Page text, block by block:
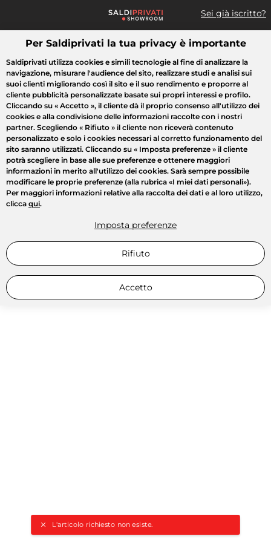
Sei già iscritto?
Cosa cerchi?
L'articolo richiesto non esiste.
Tutte le vendite Moda Casa Bellezza Elettrodomestici
Per Saldiprivati la tua privacy è importante
Saldiprivati utilizza cookies e simili tecnologie al fine di analizzare la
navigazione, misurare l'audience del sito, realizzare studi e analisi sui
suoi clienti migliorando così il sito e il suo rendimento e proporre al
cliente pubblicità personalizzate basate sui propri interessi e profilo.
Cliccando su « Accetto », il cliente dà il proprio consenso all'utilizzo dei
cookies e alla condivisione delle informazioni raccolte con i nostri
partner. Scegliendo « Rifiuto » il cliente non riceverà contenuto
personalizzato e solo i cookies necessari al corretto funzionamento del
sito saranno utilizzati. Cliccando su « Imposta preferenze » il cliente
potrà scegliere in base alle sue preferenze e ottenere maggiori
informazioni in merito all'utilizzo dei cookies. Sarà sempre possibile
modificare le proprie preferenze (alla rubrica «I miei dati personali»).
Per maggiori informazioni relative alla raccolta dei dati e al loro utilizzo,
clicca qui.
Imposta preferenze
Rifiuto
Accetto